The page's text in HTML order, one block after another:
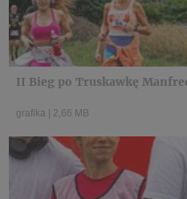
II Bieg po Truskawkę
grafika 2,66 MB